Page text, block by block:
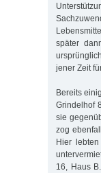
später
jener Zeit
Bereits
Grindelhof
sie
zog
Hier
16, Haus